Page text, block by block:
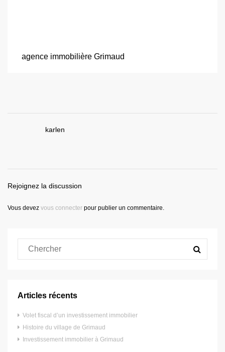
agence immobilière Grimaud
karlen
Rejoignez la discussion
Vous devez vous connecter pour publier un commentaire.
Articles récents
Volet fiscal d’un investissement immobilier
Histoire du village de Grimaud
Investissement immobilier à Grimaud